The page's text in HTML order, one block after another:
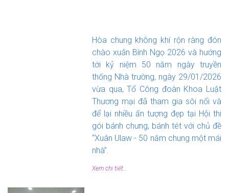
Hòa chung không khí rộn ràng đón
chào xuân Bính Ngọ 2026 và hướng
tới kỷ niệm 50 năm ngày truyền
thống Nhà trường, ngày 29/01/2026
vừa qua, Tổ Công đoàn Khoa Luật
Thương mại đã tham gia sôi nổi và
để lại nhiều ấn tượng đẹp tại Hội thi
gói bánh chưng, bánh tét với chủ đề
“Xuân Ulaw - 50 năm chung một mái
nhà”.
Xem chi tiết...